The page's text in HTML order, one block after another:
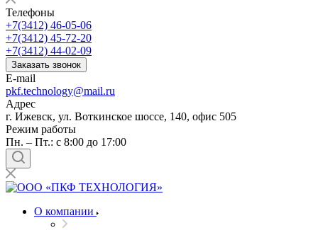
Телефоны
+7(3412) 46-05-06
+7(3412) 45-72-20
+7(3412) 44-02-09
Заказать звонок
E-mail
pkf.technology@mail.ru
Адрес
г. Ижевск, ул. Воткинское шоссе, 140, офис 505
Режим работы
Пн. – Пт.: с 8:00 до 17:00
О компании